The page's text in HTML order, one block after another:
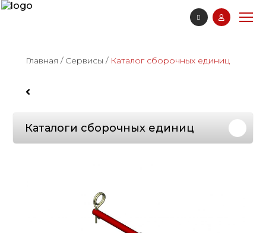
Главная / Сервисы / Каталог сборочных единиц
Каталоги сборочных единиц